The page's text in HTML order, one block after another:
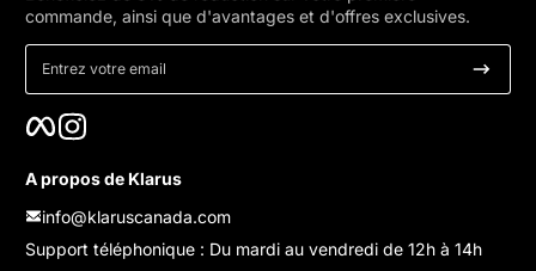
commande, ainsi que d'avantages et d'offres exclusives.
Entrez votre email
Facebook
A propos de Klarus
info@klaruscanada.com
Support téléphonique : Du mardi au vendredi de 12h à 14h